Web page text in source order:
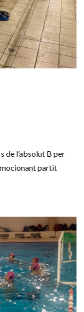
de l’absolut B per
partit